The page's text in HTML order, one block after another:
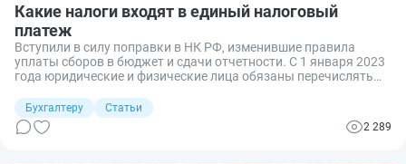
Какие налоги входят в единый налоговый
платеж
Вступили в силу поправки в НК РФ, изменившие правила
уплаты сборов в бюджет и сдачи отчетности. С 1 января 2023
года юридические и физические лица обязаны перечислять
ЕНС — специальный казначейский счет. Что это значит для
налогоплательщиков, все ли налоги теперь входят в состав
ЕНП?
Бухгалтеру
Статьи
2 289